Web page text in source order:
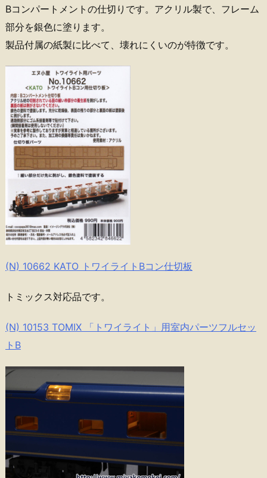
Bコンパートメントの仕切りです。アクリル製で、フレーム
部分を銀色に塗ります。
製品付属の紙製に比べて、壊れにくいのが特徴です。
(N) 10662 KATO トワイライトBコン仕切板
トミックス対応品です。
(N) 10153 TOMIX 「トワイライト」用室内パーツフルセッ
トB